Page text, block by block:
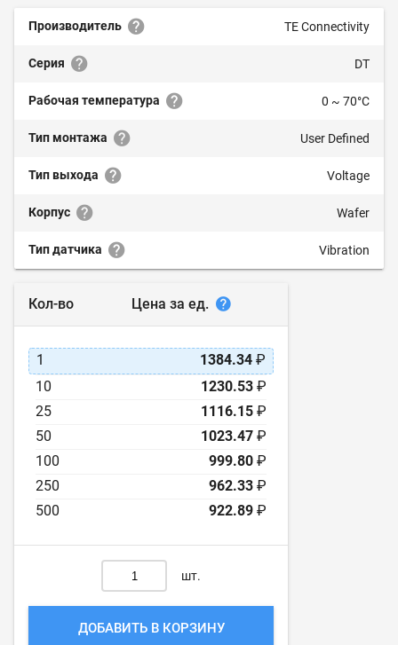
Производитель TE Connectivity
Серия DT
Рабочая температура 0 ~ 70°C
Тип монтажа User Defined
Тип выхода Voltage
Корпус Wafer
Тип датчика Vibration
Кол-во Цена за ед.
1 1384.34 ₽
10
1230.53 ₽
25
1116.15 ₽
50
1023.47 ₽
100
999.80 ₽
250
962.33 ₽
500
922.89 ₽
шт.
ДОБАВИТЬ В КОРЗИНУ